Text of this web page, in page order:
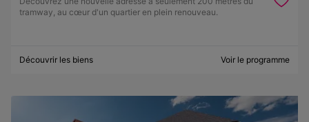
tramway, au cœur d'un quartier en plein renouveau.
Découvrir les biens Voir le programme